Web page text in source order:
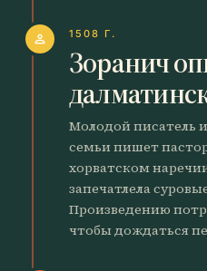
person 1508 Г.
Зоранич
Молодой писатель
семьи пишет
хорватском
запечатлела
Произведению
чтобы дождаться